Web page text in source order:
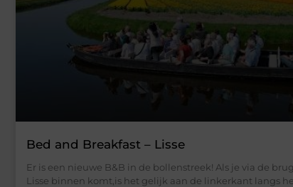
Bed and Breakfast – Lisse
Er is een nieuwe B&B in de bollenstreek! Als je via de
Lisse binnen komt,is het gelijk aan de linkerkant langs